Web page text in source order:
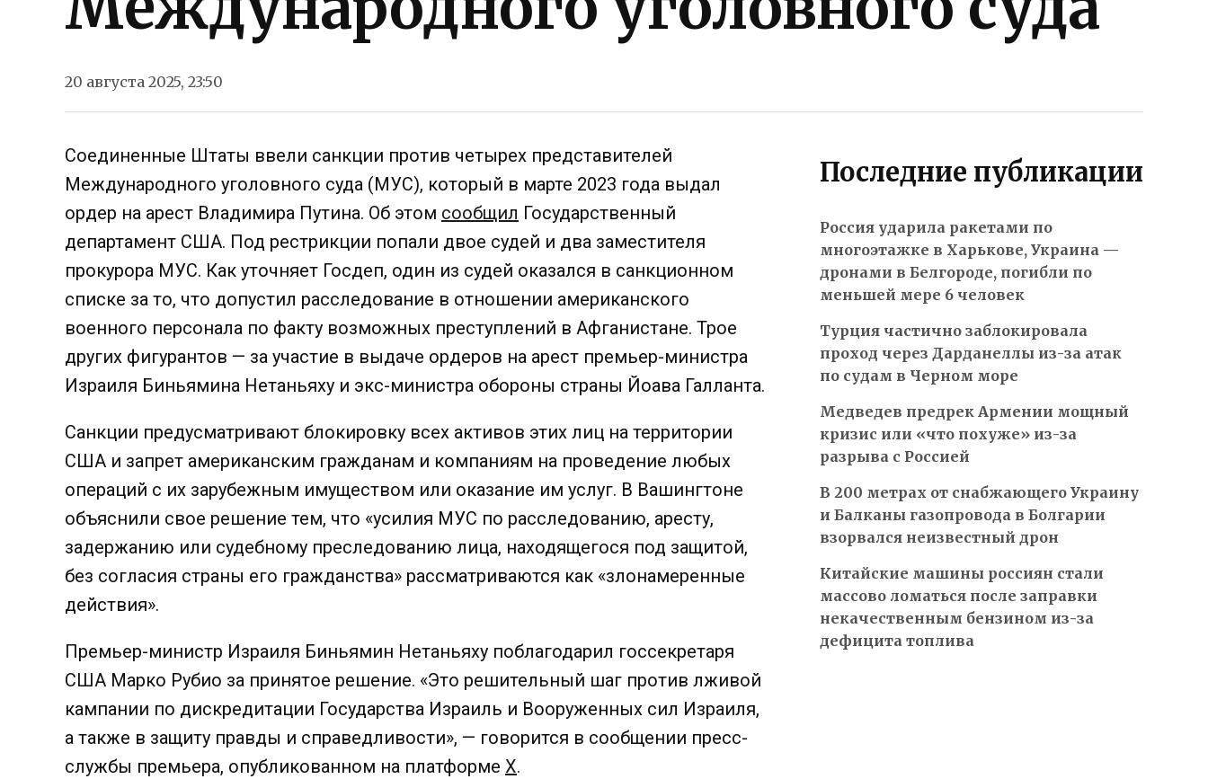
20 августа 2025, 23:50
Соединенные Штаты ввели санкции против четырех представителей
Международного уголовного суда (МУС), который в марте 2023 года выдал
ордер на арест Владимира Путина. Об этом сообщил Государственный
департамент США. Под рестрикции попали двое судей и два заместителя
прокурора МУС. Как уточняет Госдеп, один из судей оказался в санкционном
списке за то, что допустил расследование в отношении американского
военного персонала по факту возможных преступлений в Афганистане. Трое
других фигурантов — за участие в выдаче ордеров на арест премьер-министра
Израиля Биньямина Нетаньяху и экс-министра обороны страны Йоава Галланта.
Санкции предусматривают блокировку всех активов этих лиц на территории
США и запрет американским гражданам и компаниям на проведение любых
операций с их зарубежным имуществом или оказание им услуг. В Вашингтоне
объяснили свое решение тем, что «усилия МУС по расследованию, аресту,
задержанию или судебному преследованию лица, находящегося под защитой,
без согласия страны его гражданства» рассматриваются как «злонамеренные
действия».
Премьер-министр Израиля Биньямин Нетаньяху поблагодарил госсекретаря
США Марко Рубио за принятое решение. «Это решительный шаг против лживой
кампании по дискредитации Государства Израиль и Вооруженных сил Израиля,
а также в защиту правды и справедливости», — говорится в сообщении пресс-
службы премьера, опубликованном на платформе Х.
Последние публикации
Россия ударила ракетами по
многоэтажке в Харькове, Украина —
дронами в Белгороде, погибли по
меньшей мере 6 человек
Турция частично заблокировала
проход через Дарданеллы из-за атак
по судам в Черном море
Медведев предрек Армении мощный
кризис или «что похуже» из-за
разрыва с Россией
В 200 метрах от снабжающего Украину
и Балканы газопровода в Болгарии
взорвался неизвестный дрон
Китайские машины россиян стали
массово ломаться после заправки
некачественным бензином из-за
дефицита топлива